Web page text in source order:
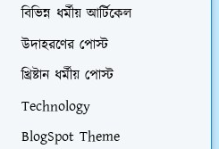
বিভিন্ন ধর্মীয় আর্টিকেল
উদাহরণের পোস্ট
খ্রিষ্টান ধর্মীয় পোস্ট
Technology
BlogSpot Theme